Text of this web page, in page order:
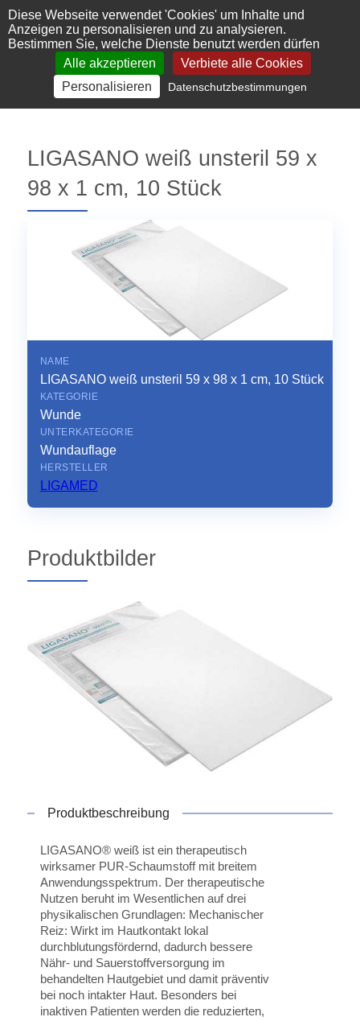
Cookie-Einstellungen
Diese Webseite verwendet 'Cookies' um Inhalte und
Anzeigen zu personalisieren und zu analysieren.
Bestimmen Sie, welche Dienste benutzt werden dürfen
Alle akzeptieren
Verbiete alle Cookies
Personalisieren
Datenschutzbestimmungen
LIGASANO weiß unsteril 59 x
98 x 1 cm, 10 Stück
NAME
LIGASANO weiß unsteril 59 x 98 x 1 cm, 10 Stück
KATEGORIE
Wunde
UNTERKATEGORIE
Wundauflage
HERSTELLER
LIGAMED
Produktbilder
Produktbeschreibung
LIGASANO® weiß ist ein therapeutisch
wirksamer PUR-Schaumstoff mit breitem
Anwendungsspektrum. Der therapeutische
Nutzen beruht im Wesentlichen auf drei
physikalischen Grundlagen: Mechanischer
Reiz: Wirkt im Hautkontakt lokal
durchblutungsfördernd, dadurch bessere
Nähr- und Sauerstoffversorgung im
behandelten Hautgebiet und damit präventiv
bei noch intakter Haut. Besonders bei
inaktiven Patienten werden die reduzierten,